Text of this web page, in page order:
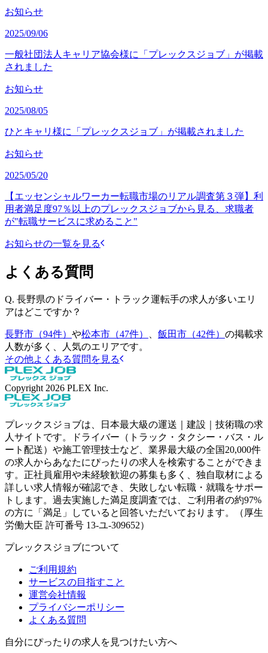
お知らせ
2025/09/06
一般社団法人キャリア協会様に「プレックスジョブ」が掲載
されました
お知らせ
2025/08/05
ひとキャリ様に「プレックスジョブ」が掲載されました
お知らせ
2025/05/20
【エッセンシャルワーカー転職市場のリアル調査第３弾】利
用者満足度97％以上のプレックスジョブから見る、求職者
が"転職サービスに求めること"
お知らせの一覧を見る
よくある質問
Q. 長野県のドライバー・トラック運転手の求人が多いエリ
アはどこですか？
長野市（94件） や松本市（47件） 飯田市（42件） の掲載求
人数が多く、人気のエリアです。
その他よくある質問を見る
Copyright 2026 PLEX Inc.
プレックスジョブは、日本最大級の運送｜建設｜技術職の求
人サイトです。ドライバー（トラック・タクシー・バス・ル
ート配送）や施工管理技士など、業界最大級の全国20,000件
の求人からあなたにぴったりの求人を検索することができま
す。正社員雇用や未経験歓迎の募集も多く、独自取材による
詳しい求人情報が確認でき、失敗しない転職・就職をサポー
トします。過去実施した満足度調査では、ご利用者の約97%
の方に「満足」していると回答いただいております。（厚生
労働大臣 許可番号 13-ユ-309652）
プレックスジョブについて
ご利用規約
サービスの目指すこと
運営会社情報
プライバシーポリシー
よくある質問
自分にぴったりの求人を見つけたい方へ